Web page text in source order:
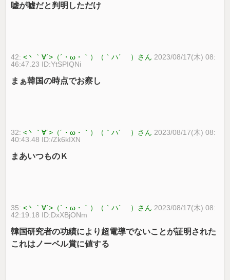
嘘が嘘だと判明しただけ
42:<丶｀∀´>（´・ω・｀）（｀ハ´ ）さん 2023/08/17(木) 08:
46:47.23 ID:YtSPIQNi
まぁ韓国の時点でお察し
32:<丶｀∀´>（´・ω・｀）（｀ハ´ ）さん 2023/08/17(木) 08:
40:43.48 ID:/Zk6kIXN
まあいつものＫ
35:<丶｀∀´>（´・ω・｀）（｀ハ´ ）さん 2023/08/17(木) 08:
42:19.18 ID:DxXBjONm
韓国研究者の功績により超電導でないことが証明された
これはノーベル賞に値する